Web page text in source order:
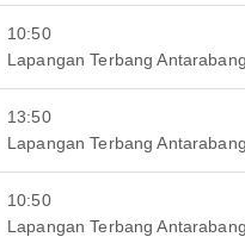
10:50
Lapangan Terbang
13:50
Lapangan Terbang
10:50
Lapangan Terbang